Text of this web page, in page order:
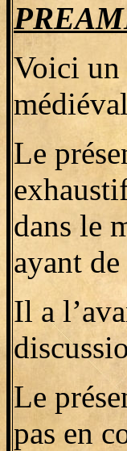
Voici un
Le
dans le
ayant
Il a
Le
pas en